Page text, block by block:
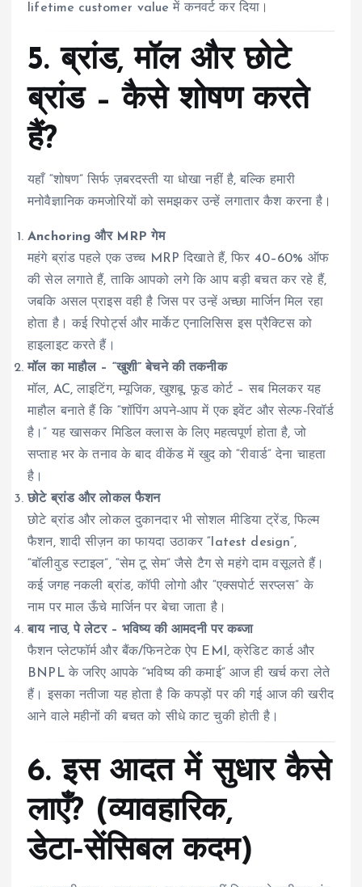
lifetime customer value में कनवर्ट कर दिया।
5. ब्रांड, मॉल और छोटे
ब्रांड – कैसे शोषण करते
हैं?
यहाँ “शोषण” सिर्फ ज़बरदस्ती या धोखा नहीं है, बल्कि हमारी
मनोवैज्ञानिक कमजोरियों को समझकर उन्हें लगातार कैश करना है।
Anchoring और MRP गेम
महंगे ब्रांड पहले एक उच्च MRP दिखाते हैं, फिर 40–60% ऑफ
की सेल लगाते हैं, ताकि आपको लगे कि आप बड़ी बचत कर रहे हैं,
जबकि असल प्राइस वही है जिस पर उन्हें अच्छा मार्जिन मिल रहा
होता है। कई रिपोर्ट्स और मार्केट एनालिसिस इस प्रैक्टिस को
हाइलाइट करते हैं।
मॉल का माहौल – “खुशी” बेचने की तकनीक
मॉल, AC, लाइटिंग, म्यूजिक, खुशबू, फूड कोर्ट – सब मिलकर यह
माहौल बनाते हैं कि “शॉपिंग अपने‑आप में एक इवेंट और सेल्फ‑रिवॉर्ड
है।” यह खासकर मिडिल क्लास के लिए महत्वपूर्ण होता है, जो
सप्ताह भर के तनाव के बाद वीकेंड में खुद को “रीवार्ड” देना चाहता
है।
छोटे ब्रांड और लोकल फैशन
छोटे ब्रांड और लोकल दुकानदार भी सोशल मीडिया ट्रेंड, फिल्म
फैशन, शादी सीज़न का फायदा उठाकर “latest design”,
“बॉलीवुड स्टाइल”, “सेम टू सेम” जैसे टैग से महंगे दाम वसूलते हैं।
कई जगह नकली ब्रांड, कॉपी लोगो और “एक्सपोर्ट सरप्लस” के
नाम पर माल ऊँचे मार्जिन पर बेचा जाता है।
बाय नाउ, पे लेटर – भविष्य की आमदनी पर कब्जा
फैशन प्लेटफॉर्म और बैंक/फिनटेक ऐप EMI, क्रेडिट कार्ड और
BNPL के जरिए आपके “भविष्य की कमाई” आज ही खर्च करा लेते
हैं। इसका नतीजा यह होता है कि कपड़ों पर की गई आज की खरीद
आने वाले महीनों की बचत को सीधे काट चुकी होती है।
6. इस आदत में सुधार कैसे
लाएँ? (व्यावहारिक,
डेटा‑सेंसिबल कदम)